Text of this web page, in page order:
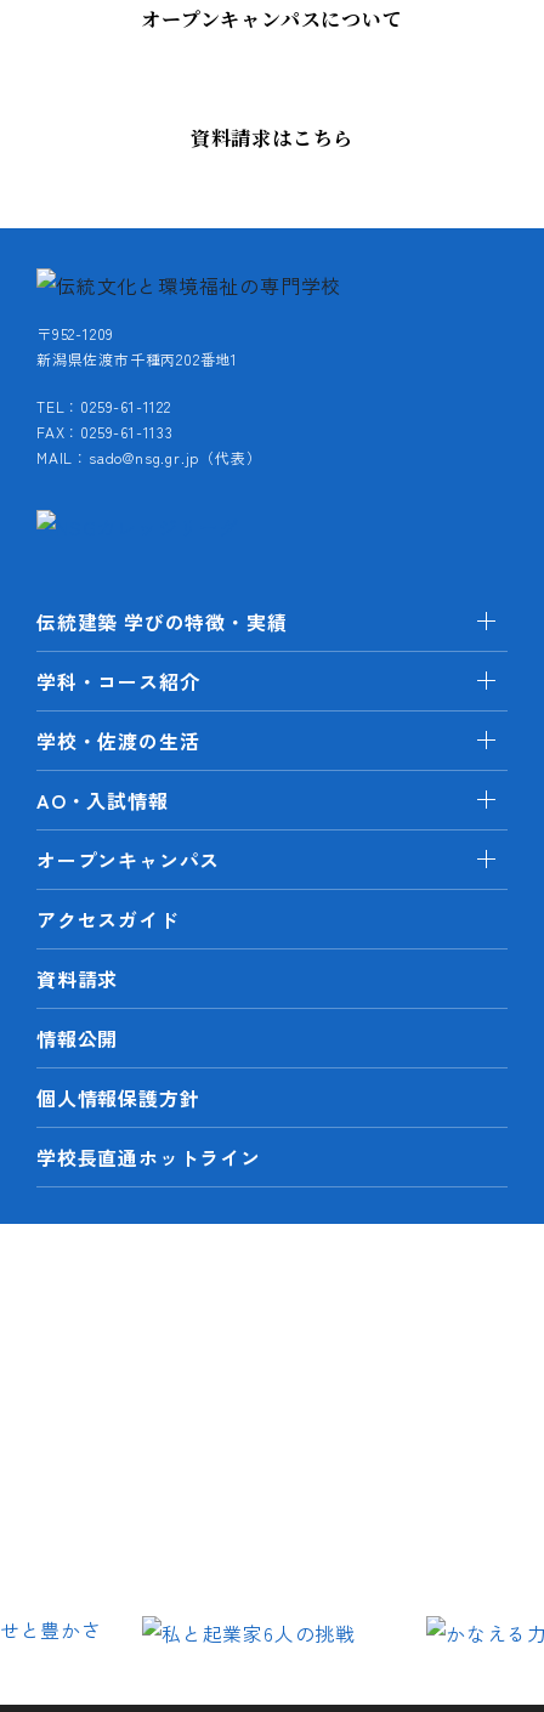
オープンキャンパスについて
資料請求はこちら
〒952-1209
新潟県佐渡市千種丙202番地1
TEL：0259-61-1122
FAX：0259-61-1133
MAIL：sado@nsg.gr.jp（代表）
伝統建築 学びの特徴・実績
学科・コース紹介
学校・佐渡の生活
AO・入試情報
オープンキャンパス
アクセスガイド
資料請求
情報公開
個人情報保護方針
学校長直通ホットライン